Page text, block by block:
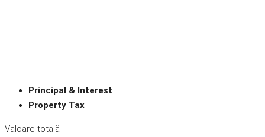
Principal & Interest
Property Tax
Valoare totală